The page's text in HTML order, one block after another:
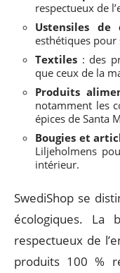
respectueux de
Ustensiles de
esthétiques
Textiles : des
que ceux de la
Produits
notamment les
épices de Santa
Bougies et
Liljeholmens
intérieur.
SwediShop se
écologiques. La
respectueux de
produits 100 %